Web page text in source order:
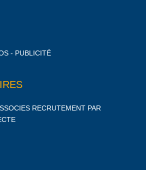
- PUBLICITÉ
RECRUTEMENT PAR